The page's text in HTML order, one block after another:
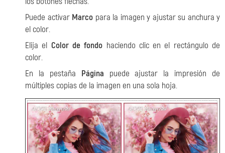
Puede activar Marco para la imagen y ajustar su anchura y
el color.
Elija el Color de fondo haciendo clic en el rectángulo de
color.
En la pestaña Página puede ajustar la impresión de
múltiples copias de la imagen en una sola hoja.